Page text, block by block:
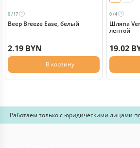
0 /17
Веер Breeze Ease, белый
2.19 BYN
В корзину
0 /4
Шляпа
лентой
19.02
Работаем только с юридическими лицами